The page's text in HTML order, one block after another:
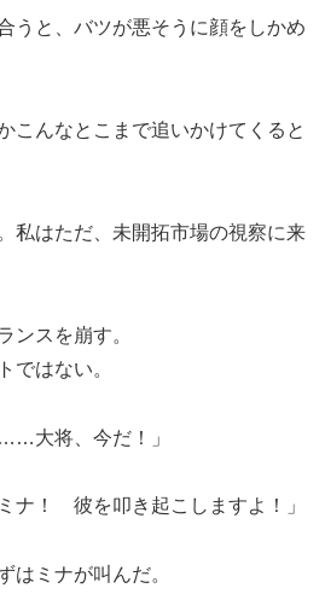
うと、バツが悪そうに顔をしかめ
こんなとこまで追いかけてくると
私はただ、未開拓市場の視察に来
ンスを崩す。
ではない。
大将、今だ！」
ナ！ 彼を叩き起こしますよ！」
ミナが叫んだ。